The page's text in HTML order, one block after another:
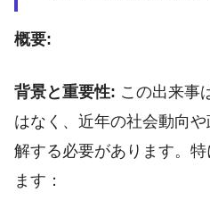
概要:
背景と重要性: この出来事
はなく、近年の社会動向
解する必要があります。
ます：